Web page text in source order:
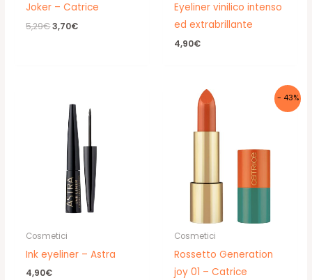
Joker – Catrice
5,29€Il
3,70€Il
Eyeliner vinilico intenso
ed extrabrillante
4,90€
Cosmetici
Ink eyeliner – Astra
4,90€
- 43%
Cosmetici
Rossetto Generation
joy 01 – Catrice